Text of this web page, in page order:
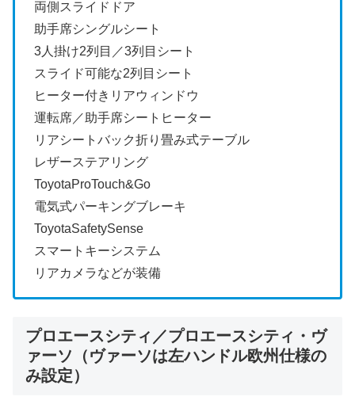
両側スライドドア
助手席シングルシート
3人掛け2列目／3列目シート
スライド可能な2列目シート
ヒーター付きリアウィンドウ
運転席／助手席シートヒーター
リアシートバック折り畳み式テーブル
レザーステアリング
ToyotaProTouch&Go
電気式パーキングブレーキ
ToyotaSafetySense
スマートキーシステム
リアカメラなどが装備
プロエースシティ／プロエースシティ・ヴ
ァーソ（ヴァーソは左ハンドル欧州仕様の
み設定）